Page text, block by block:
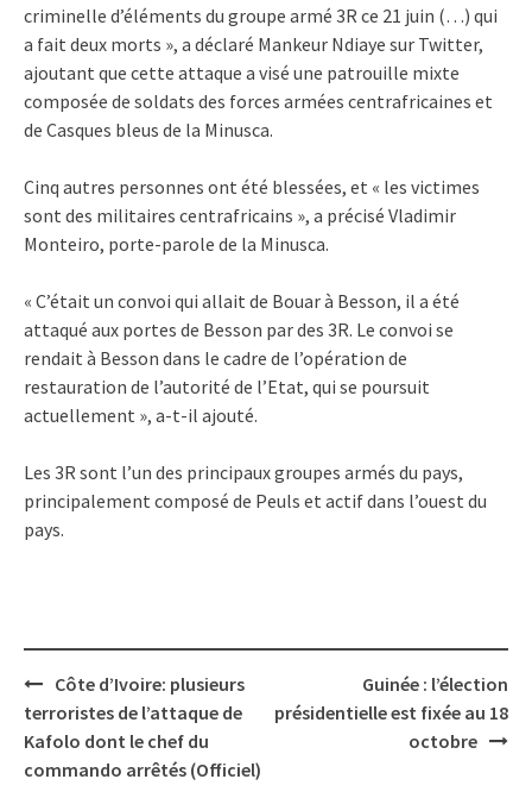
criminelle d’éléments du groupe armé 3R ce 21 juin (…) qui
a fait deux morts », a déclaré Mankeur Ndiaye sur Twitter,
ajoutant que cette attaque a visé une patrouille mixte
composée de soldats des forces armées centrafricaines et
de Casques bleus de la Minusca.
Cinq autres personnes ont été blessées, et « les victimes
sont des militaires centrafricains », a précisé Vladimir
Monteiro, porte-parole de la Minusca.
« C’était un convoi qui allait de Bouar à Besson, il a été
attaqué aux portes de Besson par des 3R. Le convoi se
rendait à Besson dans le cadre de l’opération de
restauration de l’autorité de l’Etat, qui se poursuit
actuellement », a-t-il ajouté.
Les 3R sont l’un des principaux groupes armés du pays,
principalement composé de Peuls et actif dans l’ouest du
pays.
Post
navigation
Côte d’Ivoire: plusieurs
terroristes de l’attaque de
Kafolo dont le chef du
commando arrêtés (Officiel)
Guinée : l’élection
présidentielle est fixée au 18
octobre